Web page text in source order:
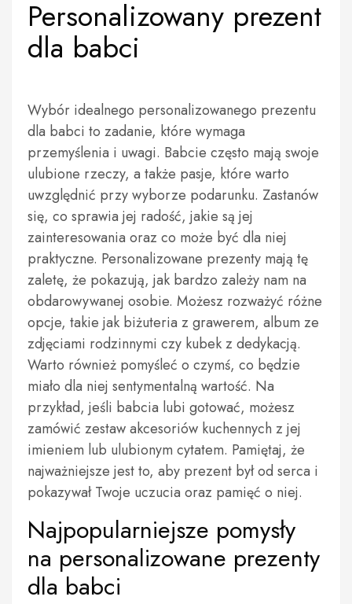
Personalizowany prezent
dla babci
Wybór idealnego personalizowanego prezentu
dla babci to zadanie, które wymaga
przemyślenia i uwagi. Babcie często mają swoje
ulubione rzeczy, a także pasje, które warto
uwzględnić przy wyborze podarunku. Zastanów
się, co sprawia jej radość, jakie są jej
zainteresowania oraz co może być dla niej
praktyczne. Personalizowane prezenty mają tę
zaletę, że pokazują, jak bardzo zależy nam na
obdarowywanej osobie. Możesz rozważyć różne
opcje, takie jak biżuteria z grawerem, album ze
zdjęciami rodzinnymi czy kubek z dedykacją.
Warto również pomyśleć o czymś, co będzie
miało dla niej sentymentalną wartość. Na
przykład, jeśli babcia lubi gotować, możesz
zamówić zestaw akcesoriów kuchennych z jej
imieniem lub ulubionym cytatem. Pamiętaj, że
najważniejsze jest to, aby prezent był od serca i
pokazywał Twoje uczucia oraz pamięć o niej.
Najpopularniejsze pomysły
na personalizowane prezenty
dla babci